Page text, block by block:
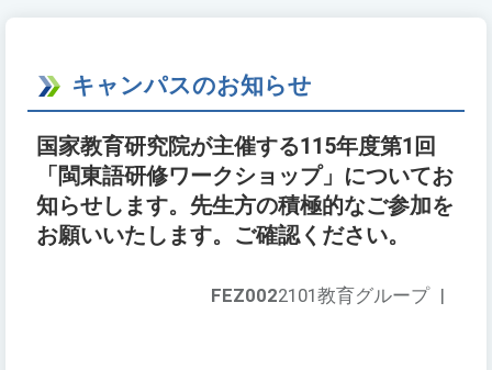
キャンパスのお知らせ
国家教育研究院が主催する115年度第1回
「閩東語研修ワークショップ」についてお
知らせします。先生方の積極的なご参加を
お願いいたします。ご確認ください。
FEZ0022101教育グループ |